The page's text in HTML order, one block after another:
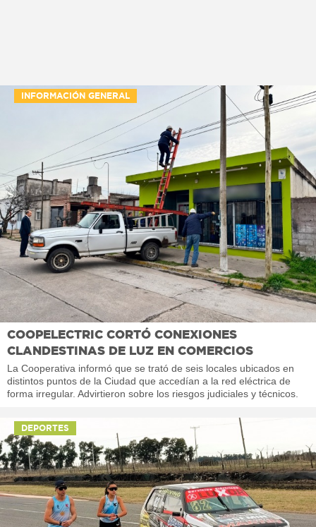
INFORMACIÓN GENERAL
COOPELECTRIC CORTÓ CONEXIONES
CLANDESTINAS DE LUZ EN COMERCIOS
La Cooperativa informó que se trató de seis locales ubicados en
distintos puntos de la Ciudad que accedían a la red eléctrica de
forma irregular. Advirtieron sobre los riesgos judiciales y técnicos.
DEPORTES